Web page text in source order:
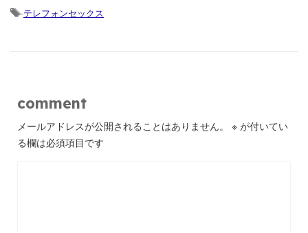
-テレフォンセックス
comment
メールアドレスが公開されることはありません。 ※ が付いてい
る欄は必須項目です